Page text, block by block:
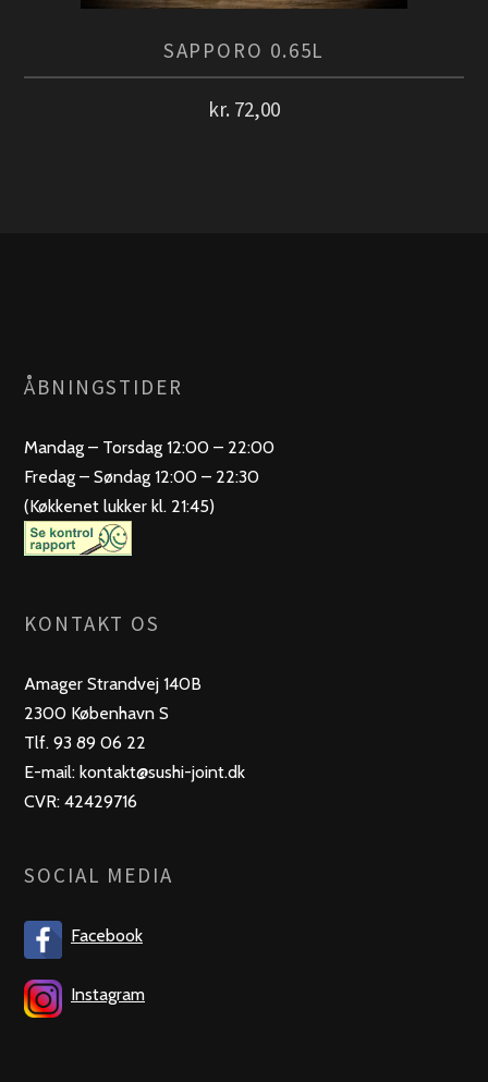
SAPPORO 0.65L
kr. 72,00
ÅBNINGSTIDER
Mandag – Torsdag 12:00 – 22:00
Fredag – Søndag 12:00 – 22:30
(Køkkenet lukker kl. 21:45)
KONTAKT OS
Amager Strandvej 140B
2300 København S
Tlf. 93 89 06 22
E-mail: kontakt@sushi-joint.dk
CVR: 42429716
SOCIAL MEDIA
Facebook
Instagram